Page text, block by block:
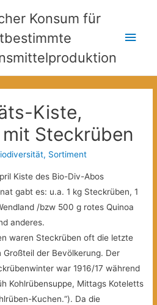
Konsum für
Kiste,
Steckrüben
, Sortiment
Kiste des Bio-Div-Abos
gabt es: u.a. 1 kg Steckrüben, 1
/bzw 500 g rotes Quinoa
anderes.
waren Steckrüben oft die letzte
der Bevölkerung. Der
war 1916/17 während
Kohlrübensuppe, Mittags Koteletts
Kuchen.“). Da die